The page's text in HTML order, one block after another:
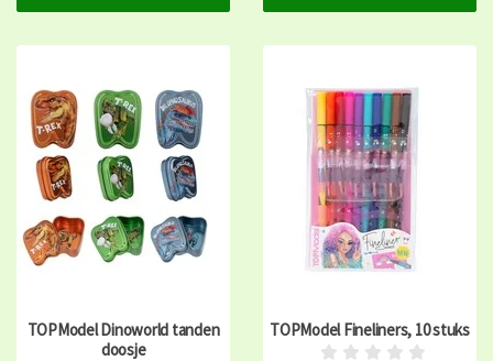
TOPModel Dinoworld tanden
doosje
TOPModel Fineliners, 10 stuks